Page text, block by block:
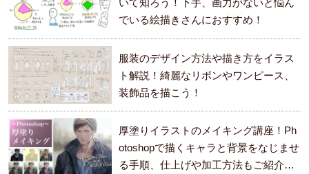
いて知ろう！下手、画力がないと悩ん
でいる絵描きさんにおすすめ！
服装のデザイン方法や描き方をイラス
ト解説！綺麗なリボンやワンピース、
装飾品を描こう！
厚塗りイラストのメイキング講座！Ph
otoshopで描くキャラと背景をなじませ
る手順、仕上げや加工方法もご紹介し